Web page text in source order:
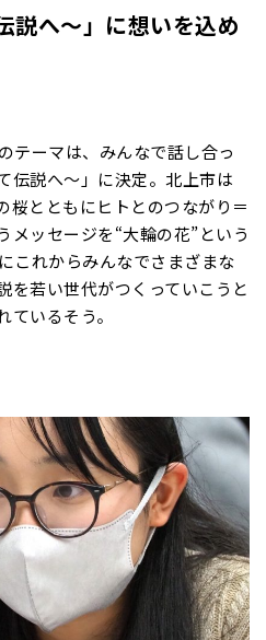
説へ～」に想いを込め
テーマは、みんなで話し合っ
伝説へ～」に決定。北上市は
桜とともにヒトとのつながり＝
メッセージを“大輪の花”という
これからみんなでさまざまな
を若い世代がつくっていこうと
いるそう。